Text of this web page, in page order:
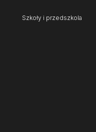
Szkoły i przedszkola